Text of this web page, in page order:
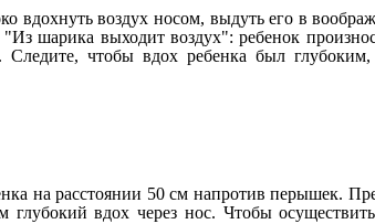
вдохнуть воздух носом, выдуть его в
шарика выходит воздух": ребенок
чтобы вдох ребенка был
на расстоянии 50 см напротив перышек.
вдох через нос. Чтобы